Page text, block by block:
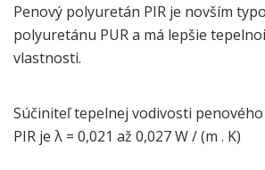
Penový polyuretán PIR je novším
polyuretánu PUR a má lepšie
vlastnosti.
Súčiniteľ tepelnej vodivosti
PIR je λ = 0,021 až 0,027 W / (m . K)